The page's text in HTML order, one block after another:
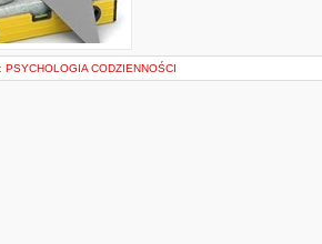
PSYCHOLOGIA CODZIENNOŚCI